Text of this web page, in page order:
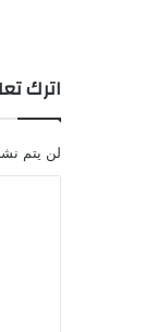
اترك
لن يتم